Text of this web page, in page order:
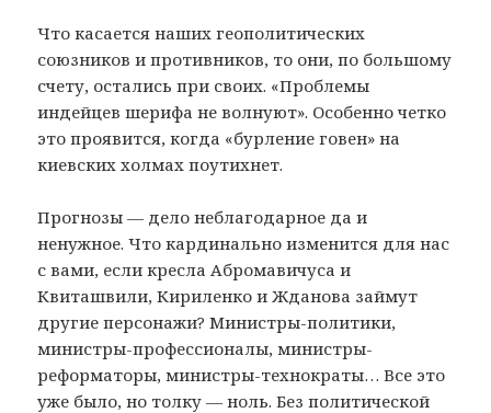
Что касается наших геополитических
союзников и противников, то они, по большому
счету, остались при своих. «Проблемы
индейцев шерифа не волнуют». Особенно четко
это проявится, когда «бурление говен» на
киевских холмах поутихнет.
Прогнозы — дело неблагодарное да и
ненужное. Что кардинально изменится для нас
с вами, если кресла Абромавичуса и
Квиташвили, Кириленко и Жданова займут
другие персонажи? Министры-политики,
министры-профессионалы, министры-
реформаторы, министры-технократы… Все это
уже было, но толку — ноль. Без политической